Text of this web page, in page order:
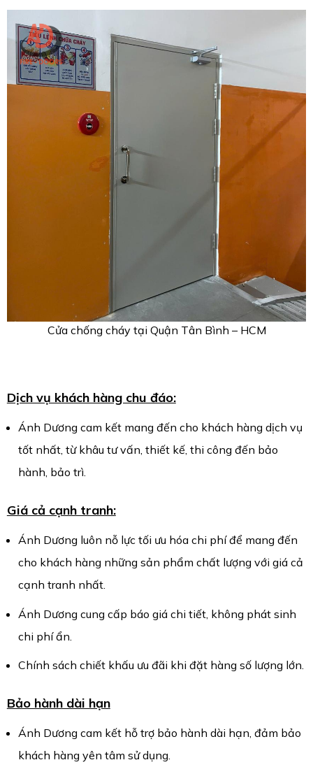
Cửa chống cháy tại Quận Tân Bình – HCM
Dịch vụ khách hàng chu đáo:
Ánh Dương cam kết mang đến cho khách hàng dịch vụ
tốt nhất, từ khâu tư vấn, thiết kế, thi công đến bảo
hành, bảo trì.
Giá cả cạnh tranh:
Ánh Dương luôn nỗ lực tối ưu hóa chi phí để mang đến
cho khách hàng những sản phẩm chất lượng với giá cả
cạnh tranh nhất.
Ánh Dương cung cấp báo giá chi tiết, không phát sinh
chi phí ẩn.
Chính sách chiết khấu ưu đãi khi đặt hàng số lượng lớn.
Bảo hành dài hạn
Ánh Dương cam kết hỗ trợ bảo hành dài hạn, đảm bảo
khách hàng yên tâm sử dụng.